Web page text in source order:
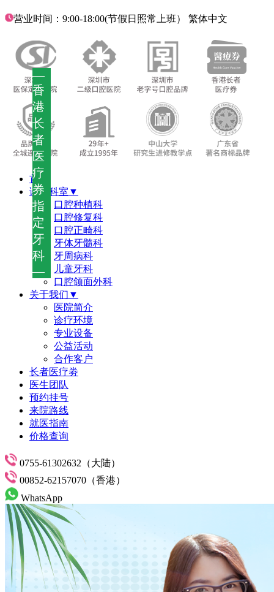
—
香
港
长
者
医
疗
券
指
定
牙
科
—
营业时间：9:00-18:00(节假日照常上班） 繁体中文
首页
诊疗科室▼
口腔种植科
口腔修复科
口腔正畸科
牙体牙髓科
牙周病科
儿童牙科
口腔颌面外科
关于我们▼
医院简介
诊疗环境
专业设备
公益活动
合作客户
长者医疗劵
医生团队
预约挂号
来院路线
就医指南
价格查询
0755-61302632（大陆）
00852-62157070（香港）
WhatsApp